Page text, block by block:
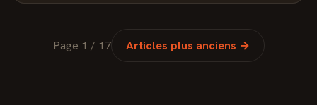
Page 1 / 17 Articles plus anciens →